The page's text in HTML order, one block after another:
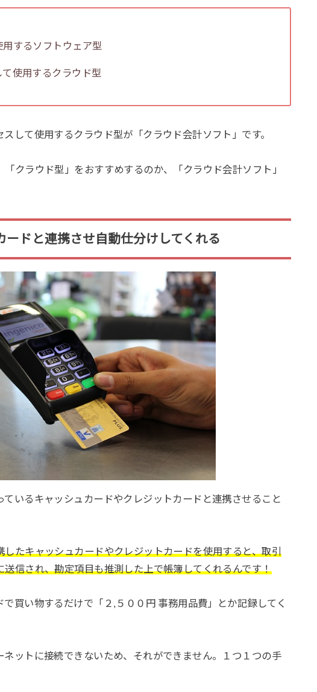
するソフトウェア型
使用するクラウド型
して使用するクラウド型が「クラウド会計ソフト」です。
クラウド型」をおすすめするのか、「クラウド会計ソフト」
ドと連携させ自動仕分けしてくれる
ているキャッシュカードやクレジットカードと連携させること
したキャッシュカードやクレジットカードを使用すると、取引
信され、勘定項目も推測した上で帳簿してくれるんです！
買い物するだけで「２,５００円 事務用品費」とか記録してく
ットに接続できないため、それができません。１つ１つの手